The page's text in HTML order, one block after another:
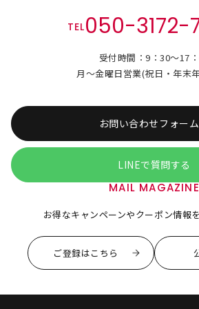
TEL050-3172-
受付時間：9：30～17
月～金曜日営業(祝日・年末
お問い合わせフォーム
LINEで質問する
MAIL MAGAZINE
お得なキャンペーンやクーポン情報
ご登録はこちら